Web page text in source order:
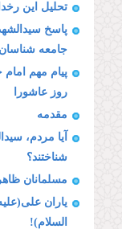
تحلیل این
پاسخ
جامعه شناسان
پیام مهم
روز عاشورا
مقدمه
آیا مردم،
شناختند؟
مسلمانان
یاران
السلام)!